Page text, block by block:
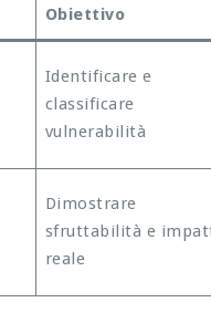
Obiettivo
Identificare e
classificare
vulnerabilità
Dimostrare
sfruttabilità e
reale